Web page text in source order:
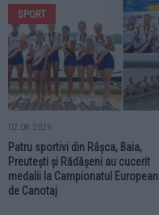
SPORT
02.08.2026
Patru sportivi din Râșca, Baia,
Preutești și Rădășeni au cucerit
medalii la Campionatul European
de Canotaj